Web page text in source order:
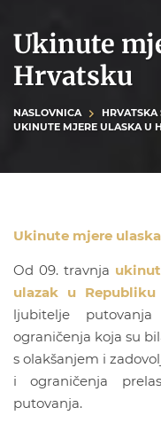
Ukinute
Hrvatsku
NASLOVNICA HRVATSKA
UKINUTE MJERE ULASKA U
Ukinute mjere
Od 09. travnja
ulazak u Republiku
ljubitelje
ograničenja koja su
s olakšanjem i
i ograničenja
putovanja.